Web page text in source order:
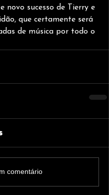
novo sucesso de Tierry e
que certamente será
de música por todo o
comentário